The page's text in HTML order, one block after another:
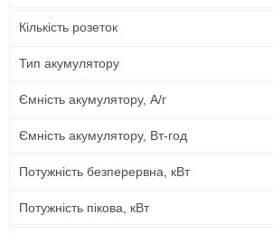
Кількість розеток
Тип акумулятору
Ємність акумулятору, А/г
Ємність акумулятору, Вт-год
Потужність безперервна, кВт
Потужність пікова, кВт